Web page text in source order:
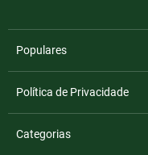
Populares
Política de Privacidade
Categorias